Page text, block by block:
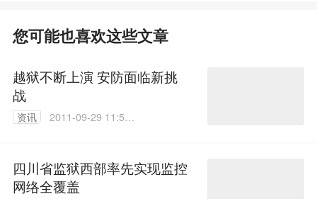
您可能也喜欢这些文章
越狱不断上演 安防面临新挑
战
资讯
2011-09-29 11:57:
四川省监狱西部率先实现监控
网络全覆盖